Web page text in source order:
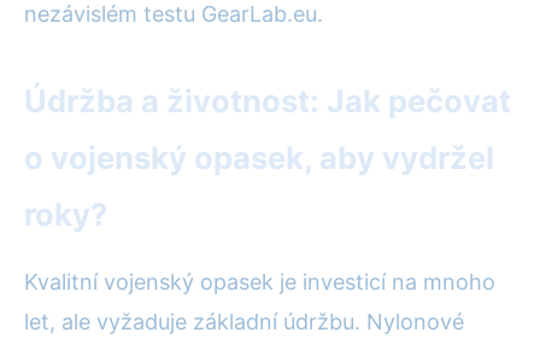
nezávislém testu GearLab.eu.
Údržba a životnost: Jak pečovat
o vojenský opasek, aby vydržel
roky?
Kvalitní vojenský opasek je investicí na mnoho
let, ale vyžaduje základní údržbu. Nylonové